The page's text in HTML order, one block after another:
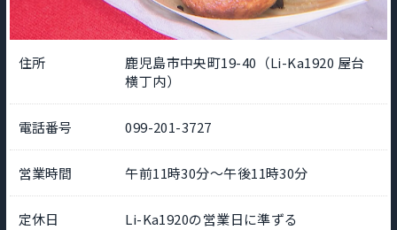
住所
鹿児島市中央町19-40（Li-Ka1920 屋台
横丁内）
電話番号 099-201-3727
営業時間 午前11時30分～午後11時30分
定休日 Li-Ka1920の営業日に準ずる